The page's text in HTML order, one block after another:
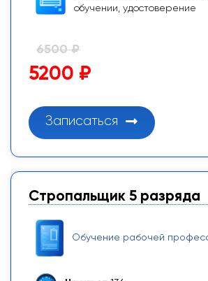
обучении, удостоверение
6500 ₽
5200 ₽
Записаться
Стропальщик 5 разряда
Обучение рабочей